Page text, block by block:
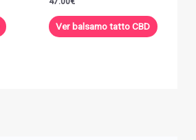
de 5
Ver balsamo tatto CBD